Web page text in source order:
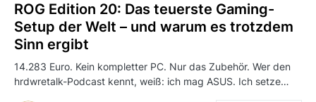
ROG Edition 20: Das teuerste Gaming-
Setup der Welt – und warum es trotzdem
Sinn ergibt
14.283 Euro. Kein kompletter PC. Nur das Zubehör. Wer den
hrdwretalk-Podcast kennt, weiß: ich mag ASUS. Ich setze…